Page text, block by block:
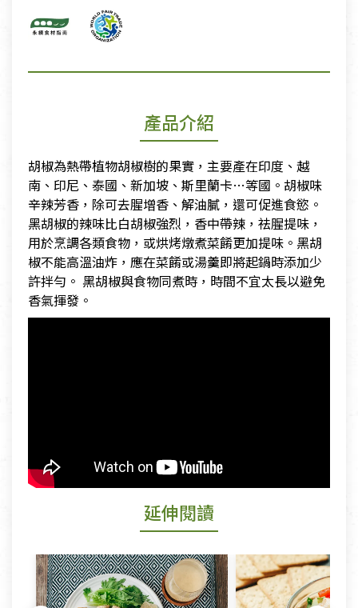
產品介紹
胡椒為熱帶植物胡椒樹的果實，主要產在印度、越
南、印尼、泰國、新加坡、斯里蘭卡…等國。胡椒味
辛辣芳香，除可去腥增香、解油膩，還可促進食慾。
黑胡椒的辣味比白胡椒強烈，香中帶辣，祛腥提味，
用於烹調各類食物，或烘烤燉煮菜餚更加提味。黑胡
椒不能高溫油炸，應在菜餚或湯羹即將起鍋時添加少
許拌勻。 黑胡椒與食物同煮時，時間不宜太長以避免
香氣揮發。
延伸閱讀